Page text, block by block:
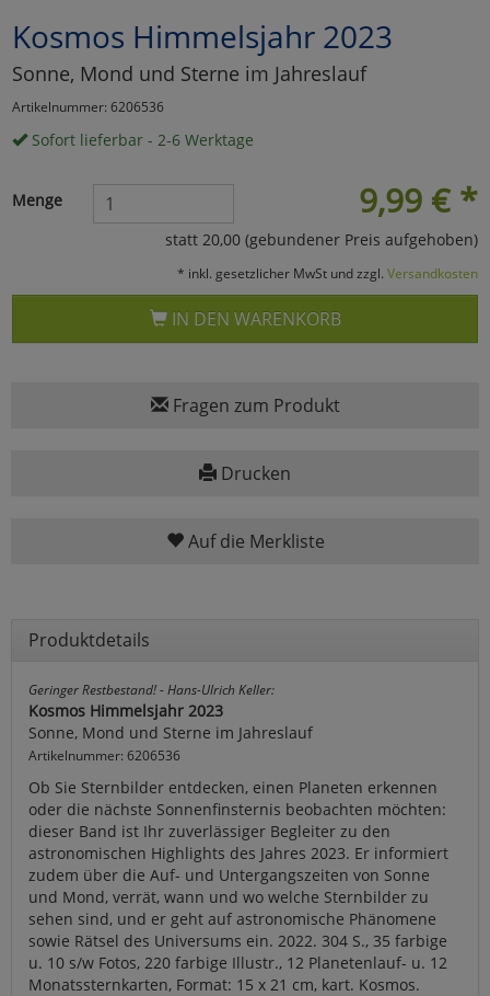
Kosmos Himmelsjahr 2023
Sonne, Mond und Sterne im Jahreslauf
Artikelnummer: 6206536
Sofort lieferbar - 2-6 Werktage
9,99 € *
Menge
statt 20,00 (gebundener Preis aufgehoben)
* inkl. gesetzlicher MwSt und zzgl. Versandkosten
IN DEN WARENKORB
Fragen zum Produkt
Drucken
Auf die Merkliste
Produktdetails
Geringer Restbestand! - Hans-Ulrich Keller:
Kosmos Himmelsjahr 2023
Sonne, Mond und Sterne im Jahreslauf
Artikelnummer: 6206536
Ob Sie Sternbilder entdecken, einen Planeten erkennen
oder die nächste Sonnenfinsternis beobachten möchten:
dieser Band ist Ihr zuverlässiger Begleiter zu den
astronomischen Highlights des Jahres 2023. Er informiert
zudem über die Auf- und Untergangszeiten von Sonne
und Mond, verrät, wann und wo welche Sternbilder zu
sehen sind, und er geht auf astronomische Phänomene
sowie Rätsel des Universums ein. 2022. 304 S., 35 farbige
u. 10 s/w Fotos, 220 farbige Illustr., 12 Planetenlauf- u. 12
Monatssternkarten, Format: 15 x 21 cm, kart. Kosmos.
Marketing
Umfragetools
Cookies
Alle Akzeptieren
Cookies
Einstellungen speichern
zurückzu Haupptseite